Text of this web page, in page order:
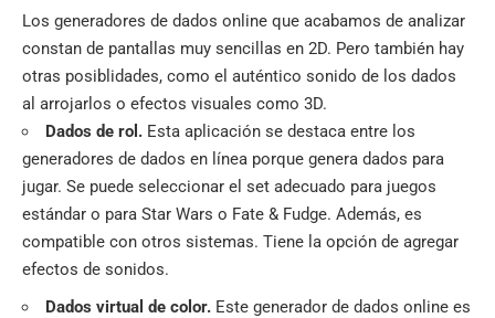
Los generadores de dados online que acabamos de analizar
constan de pantallas muy sencillas en 2D. Pero también hay
otras posiblidades, como el auténtico sonido de los dados
al arrojarlos o efectos visuales como 3D.
Dados de rol. Esta aplicación se destaca entre los
generadores de dados en línea porque genera dados para
jugar. Se puede seleccionar el set adecuado para juegos
estándar o para Star Wars o Fate & Fudge. Además, es
compatible con otros sistemas. Tiene la opción de agregar
efectos de sonidos.
Dados virtual de color. Este generador de dados online es